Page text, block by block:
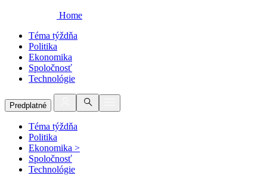
Home
Téma týždňa
Politika
Ekonomika
Spoločnosť
Technológie
Predplatné
Téma týždňa
Politika
Ekonomika >
Spoločnosť
Technológie